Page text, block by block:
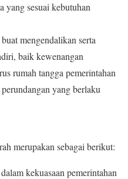
yang sesuai kebutuhan
mengendalikan serta
baik kewenangan
rumah tangga pemerintahan
yang berlaku
merupakan sebagai berikut:
kekuasaan pemerintahan